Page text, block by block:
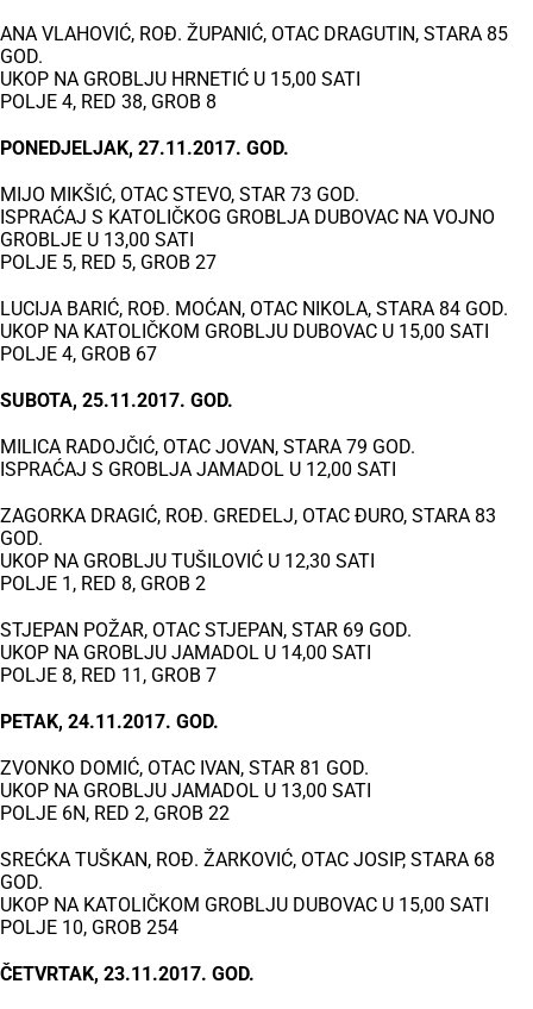
ANA VLAHOVIĆ, ROĐ. ŽUPANIĆ, OTAC DRAGUTIN, STARA 85
GOD.
UKOP NA GROBLJU HRNETIĆ U 15,00 SATI
POLJE 4, RED 38, GROB 8
PONEDJELJAK, 27.11.2017. GOD.
MIJO MIKŠIĆ, OTAC STEVO, STAR 73 GOD.
ISPRAĆAJ S KATOLIČKOG GROBLJA DUBOVAC NA VOJNO
GROBLJE U 13,00 SATI
POLJE 5, RED 5, GROB 27
LUCIJA BARIĆ, ROĐ. MOĆAN, OTAC NIKOLA, STARA 84 GOD.
UKOP NA KATOLIČKOM GROBLJU DUBOVAC U 15,00 SATI
POLJE 4, GROB 67
SUBOTA, 25.11.2017. GOD.
MILICA RADOJČIĆ, OTAC JOVAN, STARA 79 GOD.
ISPRAĆAJ S GROBLJA JAMADOL U 12,00 SATI
ZAGORKA DRAGIĆ, ROĐ. GREDELJ, OTAC ĐURO, STARA 83
GOD.
UKOP NA GROBLJU TUŠILOVIĆ U 12,30 SATI
POLJE 1, RED 8, GROB 2
STJEPAN POŽAR, OTAC STJEPAN, STAR 69 GOD.
UKOP NA GROBLJU JAMADOL U 14,00 SATI
POLJE 8, RED 11, GROB 7
PETAK, 24.11.2017. GOD.
ZVONKO DOMIĆ, OTAC IVAN, STAR 81 GOD.
UKOP NA GROBLJU JAMADOL U 13,00 SATI
POLJE 6N, RED 2, GROB 22
SREĆKA TUŠKAN, ROĐ. ŽARKOVIĆ, OTAC JOSIP, STARA 68
GOD.
UKOP NA KATOLIČKOM GROBLJU DUBOVAC U 15,00 SATI
POLJE 10, GROB 254
ČETVRTAK, 23.11.2017. GOD.